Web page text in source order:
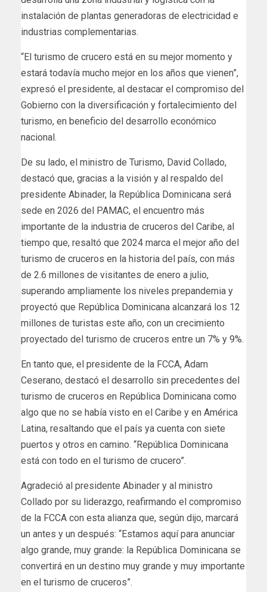
instalación de plantas generadoras de electricidad e
industrias complementarias.
“El turismo de crucero está en su mejor momento y
estará todavía mucho mejor en los años que vienen”,
expresó el presidente, al destacar el compromiso del
Gobierno con la diversificación y fortalecimiento del
turismo, en beneficio del desarrollo económico
nacional.
De su lado, el ministro de Turismo, David Collado,
destacó que, gracias a la visión y al respaldo del
presidente Abinader, la República Dominicana será
sede en 2026 del PAMAC, el encuentro más
importante de la industria de cruceros del Caribe, al
tiempo que, resaltó que 2024 marca el mejor año del
turismo de cruceros en la historia del país, con más
de 2.6 millones de visitantes de enero a julio,
superando ampliamente los niveles prepandemia y
proyectó que República Dominicana alcanzará los 12
millones de turistas este año, con un crecimiento
proyectado del turismo de cruceros entre un 7% y 9%.
En tanto que, el presidente de la FCCA, Adam
Ceserano, destacó el desarrollo sin precedentes del
turismo de cruceros en República Dominicana como
algo que no se había visto en el Caribe y en América
Latina, resaltando que el país ya cuenta con siete
puertos y otros en camino. “República Dominicana
está con todo en el turismo de crucero”.
Agradeció al presidente Abinader y al ministro
Collado por su liderazgo, reafirmando el compromiso
de la FCCA con esta alianza que, según dijo, marcará
un antes y un después: “Estamos aquí para anunciar
algo grande, muy grande: la República Dominicana se
convertirá en un destino muy grande y muy importante
en el turismo de cruceros”.